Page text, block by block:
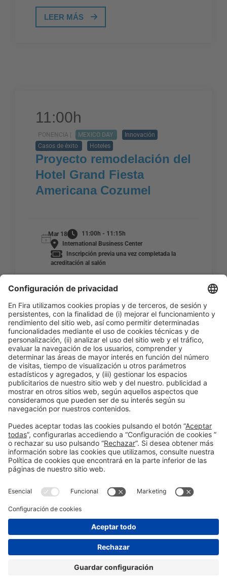
LEER MÁS
11:00h
PONENCIA | MEXICO DAY
Innovación
Casos de éxito
Hoteles
Proyecto remodelación del
Hotel Grand Fiesta
Americana Cozumel
Mar 18
11:00h - 11:15h
International Business Center
Inscripción previa una vez completada la
acreditación al salón
Información generalAviso legalPolítica de privacidad
Política de cookies
#PISCINABARCELONA
© 2024 Fira de Barcelona
Instagram?